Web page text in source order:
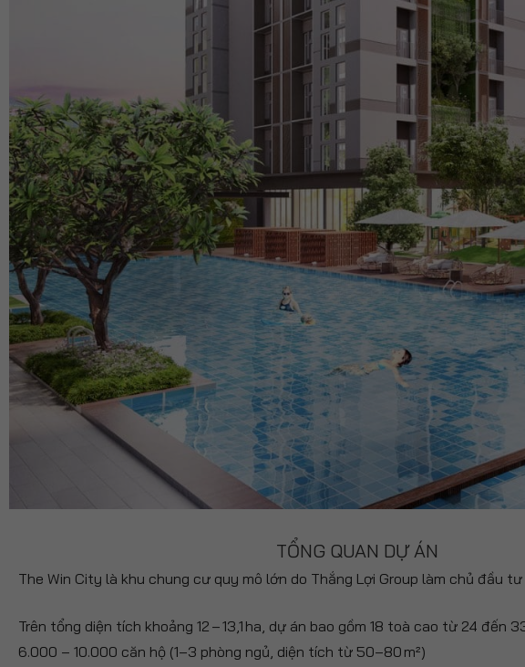
TỔNG QUAN DỰ ÁN
The Win City là khu chung cư quy mô lớn do Thắng Lợi Group làm chủ đầu tư
Trên tổng diện tích khoảng 12 – 13,1 ha, dự án bao gồm 18 toà cao từ 24 đến
6.000 – 10.000 căn hộ (1–3 phòng ngủ, diện tích từ 50–80 m²)